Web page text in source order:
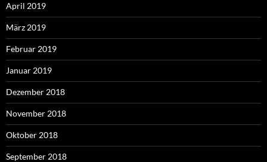
April 2019
März 2019
Februar 2019
Januar 2019
Dezember 2018
November 2018
Oktober 2018
September 2018